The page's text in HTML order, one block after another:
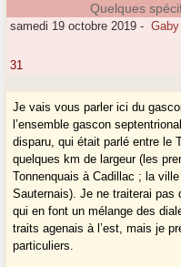
Quelques
samedi 19 octobre 2019 - Gaby
31
Je vais vous parler ici du
l’ensemble gascon
disparu, qui était parlé entre le
quelques km de largeur (les
Tonnenquais à Cadillac ; la
Sauternais). Je ne traiterai pas
qui en font un mélange des
traits agenais à l’est, mais je
particuliers.